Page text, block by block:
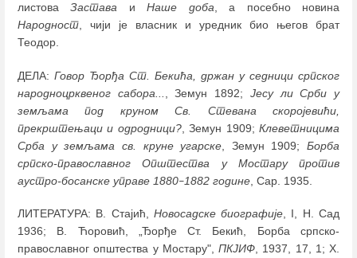
листоваЗастава иНаше доба, а посебно новина
Народност, чији је власник и уредник био његов брат
Теодор.
ДЕЛА: Говор Ђорђа Ст. Бекића, држан у седници српског
народноцрквеног сабора...
, Земун 1892; Јесу ли Срби у
земљама под круном Св. Стевана скоројевићи,
прекрштењаци и одродници?, Земун 1909;Клеветницима
Срба у земљама св. круне угарске , Земун 1909; Борба
српско-православног Општества у Мостару против
аустро-босанске управе 1880–1882 године , Сар. 1935.
ЛИТЕРАТУРА: В. Стајић, Новосадске биографије , I, Н. Сад
1936; В. Ћоровић, „Ђорђе Ст. Бекић, Борба српско-
православног општества у Мостару", ПКЈИФ , 1937, 17, 1; Х.